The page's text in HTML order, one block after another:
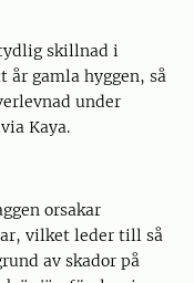
skillnad i
gamla hyggen, så
under
Kaya.
orsakar
vilket leder till så
av skador på